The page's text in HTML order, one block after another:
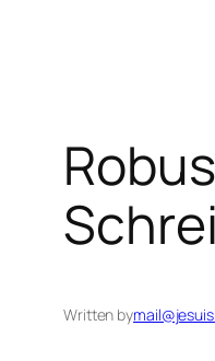
Written by